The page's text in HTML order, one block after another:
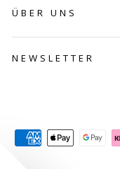
ÜBER UNS
NEWSLETTER